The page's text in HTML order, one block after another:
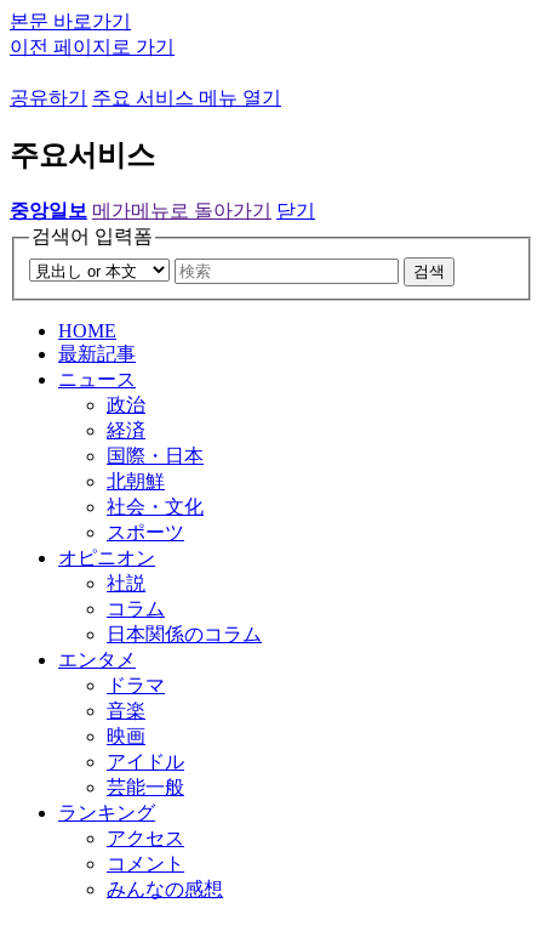
본문 바로가기
이전 페이지로 가기
공유하기 주요 서비스 메뉴 열기
주요서비스
중앙일보 메가메뉴로 돌아가기
닫기
검색어 입력폼
검색
HOME
最新記事
ニュース
政治
経済
国際・日本
北朝鮮
社会・文化
スポーツ
オピニオン
社説
コラム
日本関係のコラム
エンタメ
ドラマ
音楽
映画
アイドル
芸能一般
ランキング
アクセス
コメント
みんなの感想